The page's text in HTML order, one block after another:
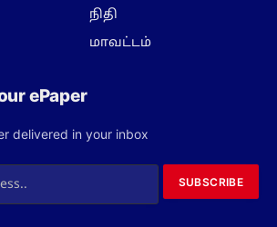
நிதி
மாவட்டம்
ePaper
delivered in your inbox
SUBSCRIBE